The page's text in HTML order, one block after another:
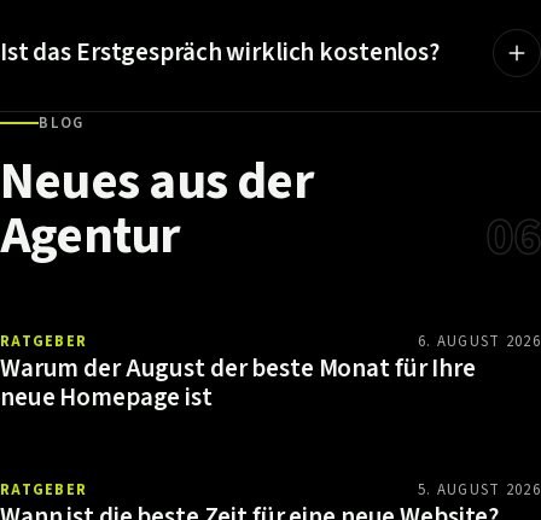
Ist das Erstgespräch wirklich kostenlos?
BLOG
Neuesausder
Agentur 06
RATGEBER 6. AUGUST 2026
Warum der August der beste Monat für Ihre
neue Homepage ist
RATGEBER 5. AUGUST 2026